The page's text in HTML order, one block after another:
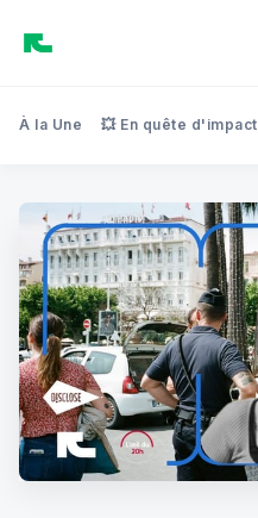
À la Une 💥 En quête d'impact